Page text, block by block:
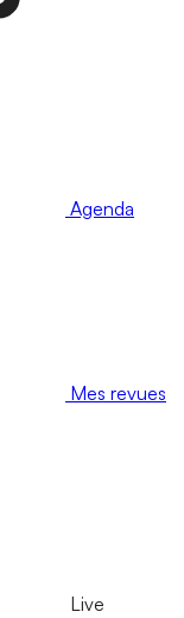
Agenda
Mes revues
Live